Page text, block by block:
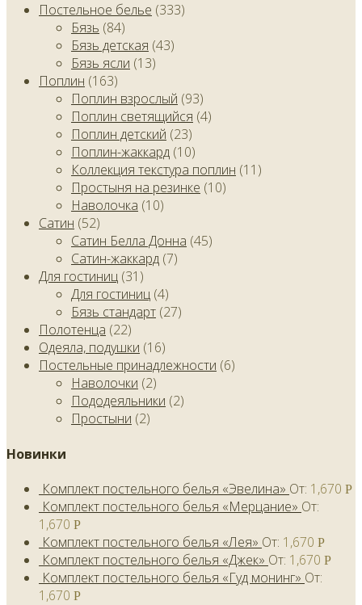
Постельное белье (333)
Бязь (84)
Бязь детская (43)
Бязь ясли (13)
Поплин (163)
Поплин взрослый (93)
Поплин светящийся (4)
Поплин детский (23)
Поплин-жаккард (10)
Коллекция текстура поплин (11)
Простыня на резинке (10)
Наволочка (10)
Сатин (52)
Сатин Белла Донна (45)
Сатин-жаккард (7)
Для гостиниц (31)
Для гостиниц (4)
Бязь стандарт (27)
Полотенца (22)
Одеяла, подушки (16)
Постельные принадлежности (6)
Наволочки (2)
Пододеяльники (2)
Простыни (2)
Новинки
Комплект постельного белья «Эвелина» От: 1,670 Р
Комплект постельного белья «Мерцание» От:
1,670 Р
Комплект постельного белья «Лея» От: 1,670 Р
Комплект постельного белья «Джек» От: 1,670 Р
Комплект постельного белья «Гуд монинг» От:
1,670 Р